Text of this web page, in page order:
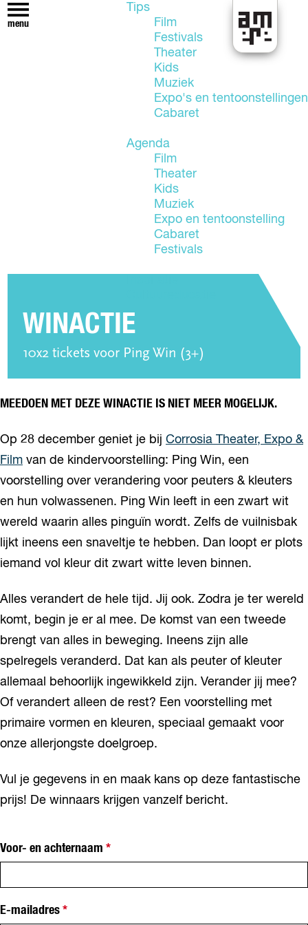
U
i
menu
Tips
Film
Festivals
Theater
Kids
Muziek
Expo's en tentoonstellingen
Cabaret
Agenda
Film
Theater
Kids
Muziek
Expo en tentoonstelling
Cabaret
Festivals
WINACTIE
10x2 tickets voor Ping Win (3+)
MEEDOEN MET DEZE WINACTIE IS NIET MEER MOGELIJK.
Op 28 december geniet je bij Corrosia Theater, Expo &
Film van de kindervoorstelling: Ping Win, een
voorstelling over verandering voor peuters & kleuters
en hun volwassenen. Ping Win leeft in een zwart wit
wereld waarin alles pinguïn wordt. Zelfs de vuilnisbak
lijkt ineens een snaveltje te hebben. Dan loopt er plots
iemand vol kleur dit zwart witte leven binnen.
Alles verandert de hele tijd. Jij ook. Zodra je ter wereld
komt, begin je er al mee. De komst van een tweede
brengt van alles in beweging. Ineens zijn alle
spelregels veranderd. Dat kan als peuter of kleuter
allemaal behoorlijk ingewikkeld zijn. Verander jij mee?
Of verandert alleen de rest? Een voorstelling met
primaire vormen en kleuren, speciaal gemaakt voor
onze allerjongste doelgroep.
Vul je gegevens in en maak kans op deze fantastische
prijs! De winnaars krijgen vanzelf bericht.
Voor- en achternaam *v
e
E-mailadres *v